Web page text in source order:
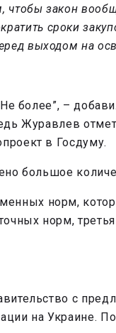
чтобы закон
сроки
выходом на
более”, –
Журавлев
в Госдуму.
большое
норм,
норм,
с
на Украине.